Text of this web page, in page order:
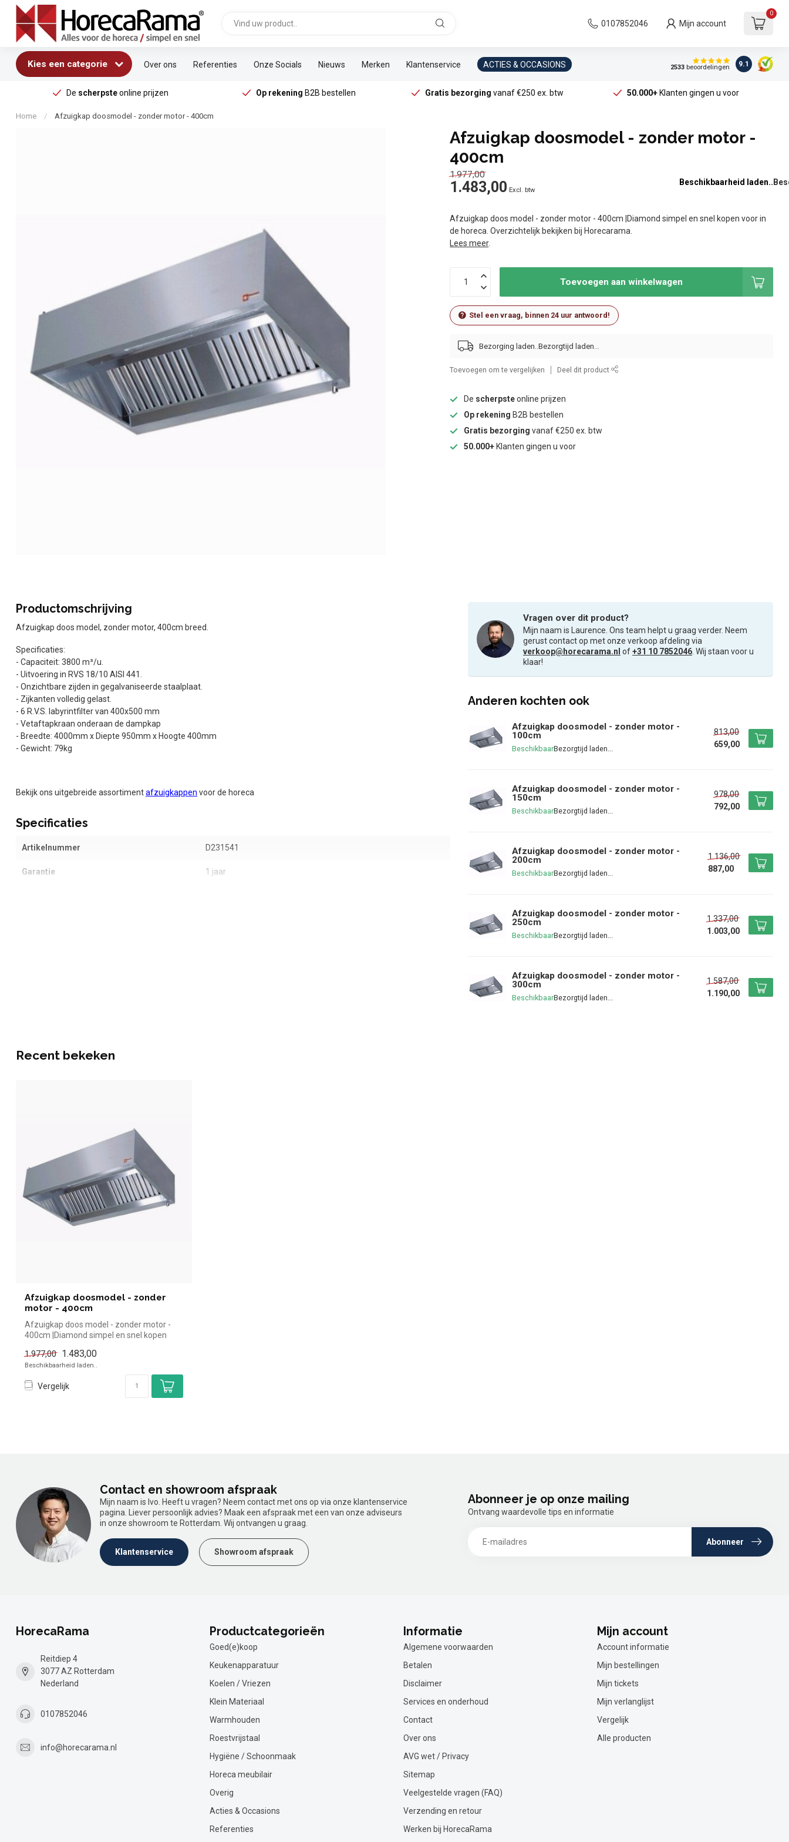
0107852046 Mijn account
0
Kies een categorie Over ons Referenties Onze Socials Nieuws Merken Klantenservice ACTIES & OCCASIONS 2533beoordelingen 9.1
De scherpsteonline prijzen Op rekening B2B bestellen Gratis bezorging vanaf €250 ex. btw 50.000+Klanten gingen u voor
Home / Afzuigkap doosmodel - zonder motor - 400cm
Afzuigkap doosmodel - zonder motor -
400cm
1.977,00
1.483,00 Excl. btw
Beschikbaarheid laden..
Afzuigkap doos model - zonder motor - 400cm |Diamond simpel en snel kopen voor in
de horeca. Overzichtelijk bekijken bij Horecarama.
Lees meer.
Toevoegen aan winkelwagen
Stel een vraag, binnen 24 uur antwoord!
Bezorging laden..
Toevoegen om te vergelijken Deel dit product
De scherpsteonline prijzen
Op rekening B2B bestellen
Gratis bezorging vanaf €250 ex. btw
50.000+ Klanten gingen u voor
Productomschrijving
Afzuigkap doos model, zonder motor, 400cm breed.
Specificaties:
- Capaciteit: 3800 m³/u.
- Uitvoering in RVS 18/10 AISI 441.
- Onzichtbare zijden in gegalvaniseerde staalplaat.
- Zijkanten volledig gelast.
- 6 R.V.S. labyrintfilter van 400x500 mm
- Vetaftapkraan onderaan de dampkap
- Breedte: 4000mm x Diepte 950mm x Hoogte 400mm
- Gewicht: 79kg
Bekijk ons uitgebreide assortimentafzuigkappen voor de horeca
Specificaties
Artikelnummer D231541
Garantie 1 jaar
Vragen over dit product?
Mijn naam is Laurence. Ons team helpt u graag verder. Neem
gerust contact op met onze verkoop afdeling via
verkoop@horecarama.nl of+31 10 7852046 . Wij staan voor u
klaar!
Anderen kochten ook
Afzuigkap doosmodel - zonder motor -
100cm
Beschikbaar
813,00
659,00
Afzuigkap doosmodel - zonder motor -
150cm
Beschikbaar
978,00
792,00
Afzuigkap doosmodel - zonder motor -
200cm
Beschikbaar
1.136,00
887,00
Afzuigkap doosmodel - zonder motor -
250cm
Beschikbaar
1.337,00
1.003,00
Afzuigkap doosmodel - zonder motor -
300cm
Beschikbaar
1.587,00
1.190,00
Recent bekeken
Afzuigkap doosmodel - zonder
motor - 400cm
Afzuigkap doos model - zonder motor -
400cm |Diamond simpel en snel kopen
1.977,00 1.483,00
Beschikbaarheid laden..
Vergelijk
Contact en showroom afspraak
Mijn naam is Ivo. Heeft u vragen? Neem contact met ons op via onze klantenservice
pagina. Liever persoonlijk advies? Maak een afspraak met een van onze adviseurs
in onze showroom te Rotterdam. Wij ontvangen u graag.
Klantenservice Showroom afspraak
Abonneer je op onze mailing
Ontvang waardevolle tips en informatie
Abonneer
HorecaRama
Reitdiep 4
3077 AZ Rotterdam
Nederland
0107852046
info@horecarama.nl
Productcategorieën
Goed(e)koop
Keukenapparatuur
Koelen / Vriezen
Klein Materiaal
Warmhouden
Roestvrijstaal
Hygiëne / Schoonmaak
Horeca meubilair
Overig
Acties & Occasions
Referenties
Informatie
Algemene voorwaarden
Betalen
Disclaimer
Services en onderhoud
Contact
Over ons
AVG wet / Privacy
Sitemap
Veelgestelde vragen (FAQ)
Verzending en retour
Werken bij HorecaRama
Mijn account
Account informatie
Mijn bestellingen
Mijn tickets
Mijn verlanglijst
Vergelijk
Alle producten